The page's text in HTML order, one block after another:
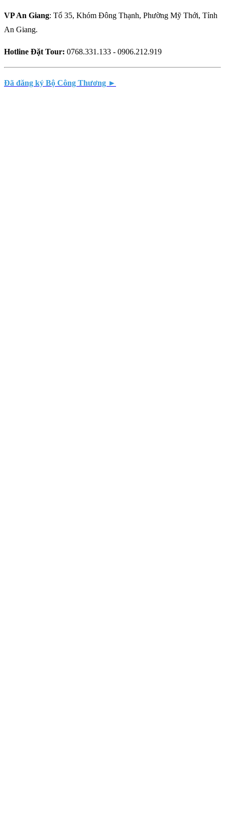
VP An Giang: Tổ 35, Khóm Đông Thạnh, Phường Mỹ Thới, Tỉnh
An Giang.
Hotline Đặt Tour: 0768.331.133 - 0906.212.919
Đã đăng ký Bộ Công Thương ►